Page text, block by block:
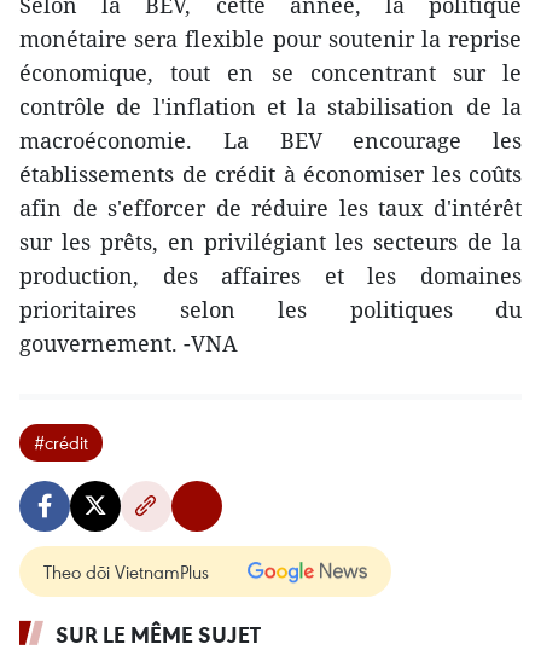
monétaire sera flexible pour soutenir la reprise
économique, tout en se concentrant sur le
contrôle de l'inflation et la stabilisation de la
macroéconomie. La BEV encourage les
établissements de crédit à économiser les coûts
afin de s'efforcer de réduire les taux d'intérêt
sur les prêts, en privilégiant les secteurs de la
production, des affaires et les domaines
prioritaires selon les politiques du
gouvernement. -VNA
#crédit
Theo dõi VietnamPlus
SUR LE MÊME SUJET